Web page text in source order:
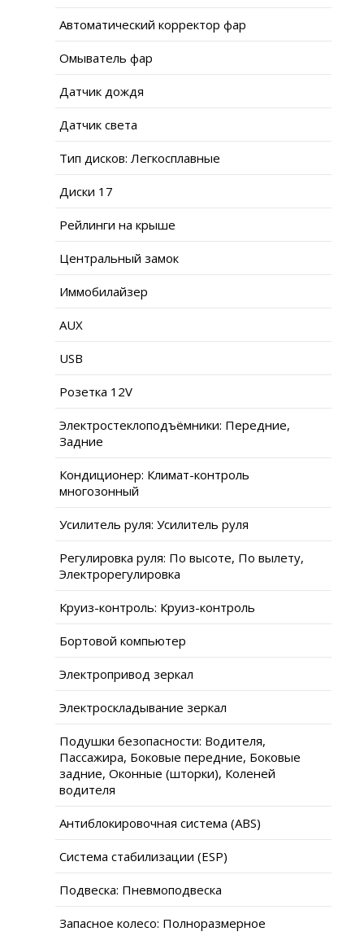
Автоматический корректор фар
Омыватель фар
Датчик дождя
Датчик света
Тип дисков: Легкосплавные
Диски 17
Рейлинги на крыше
Центральный замок
Иммобилайзер
AUX
USB
Розетка 12V
Электростеклоподъёмники: Передние,
Задние
Кондиционер: Климат-контроль
многозонный
Усилитель руля: Усилитель руля
Регулировка руля: По высоте, По вылету,
Электрорегулировка
Круиз-контроль: Круиз-контроль
Бортовой компьютер
Электропривод зеркал
Электроскладывание зеркал
Подушки безопасности: Водителя,
Пассажира, Боковые передние, Боковые
задние, Оконные (шторки), Коленей
водителя
Антиблокировочная система (ABS)
Система стабилизации (ESP)
Подвеска: Пневмоподвеска
Запасное колесо: Полноразмерное